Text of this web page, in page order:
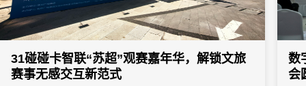
31碰碰卡智联“苏超”观赛嘉年华，解锁文旅
赛事无感交互新范式
数
会